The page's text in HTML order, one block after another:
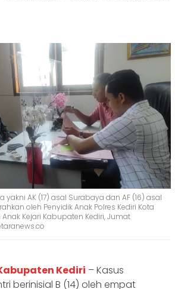
yakni AK (17) asal Surabaya dan AF (16) asal
oleh Penyidik Anak Polres Kediri Kota
Kejari Kabupaten Kediri, Jumat
Kediri – Kasus
berinisial B (14) oleh empat